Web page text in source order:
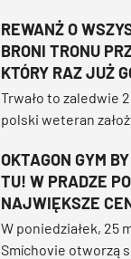
REWANŻ O
BRONI TRONU
KTÓRY RAZ JUŻ
Trwało to zaledwie
polski weteran
halę w Düsseldorfie
OKTAGON GYM
TU! W PRADZE
NAJWIĘKSZE
W poniedziałek, 25
Smíchovie otworzą